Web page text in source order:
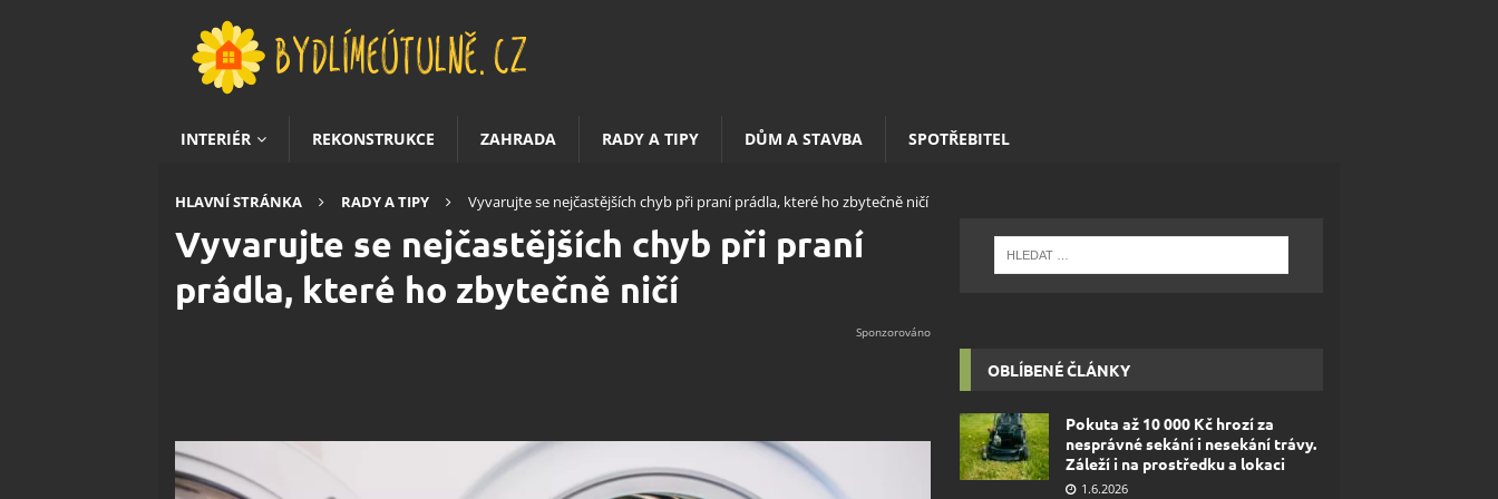
INTERIÉR REKONSTRUKCE ZAHRADA RADY A TIPY DŮM A STAVBA SPOTŘEBITEL
HLAVNÍ STRÁNKA RADY A TIPY Vyvarujte se nejčastějších chyb při praní prádla, které ho zbytečně ničí
Vyvarujte se nejčastějších chyb při praní
prádla, které ho zbytečně ničí
OBLÍBENÉ ČLÁNKY
Pokuta až 10 000 Kč hrozí za
nesprávné sekání i nesekání trávy.
Záleží i na prostředku a lokaci
1.6.2026